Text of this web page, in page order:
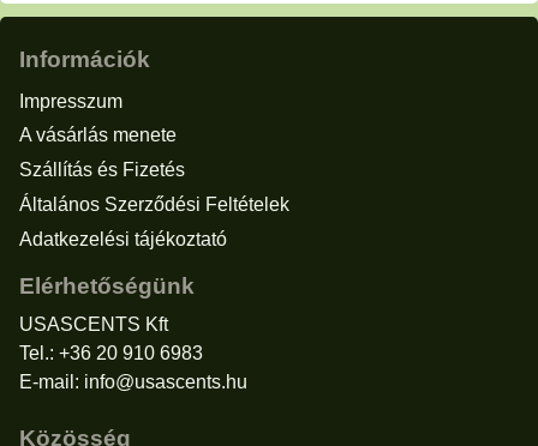
Információk
Impresszum
A vásárlás menete
Szállítás és Fizetés
Általános Szerződési Feltételek
Adatkezelési tájékoztató
Elérhetőségünk
USASCENTS Kft
Tel.: +36 20 910 6983
E-mail: info@usascents.hu
Közösség